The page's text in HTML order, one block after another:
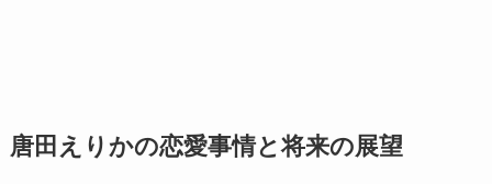
唐田えりかの恋愛事情と将来の展望